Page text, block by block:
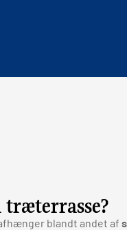
træterrasse?
blandt andet af